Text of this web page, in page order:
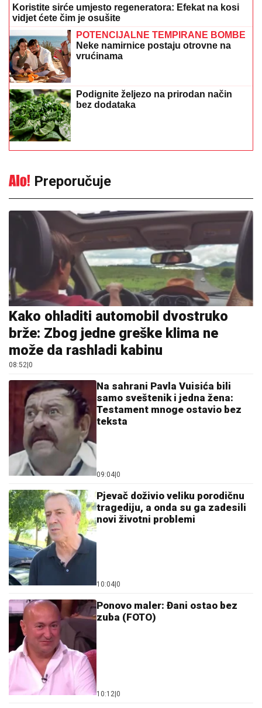
Koristite sirće umjesto regeneratora: Efekat na kosi
vidjet ćete čim je osušite
POTENCIJALNE TEMPIRANE BOMBE
Neke namirnice postaju otrovne na
vrućinama
Podignite željezo na prirodan način
bez dodataka
Preporučuje
Kako ohladiti automobil dvostruko
brže: Zbog jedne greške klima ne
može da rashladi kabinu
08:52|0
Na sahrani Pavla Vuisića bili
samo sveštenik i jedna žena:
Testament mnoge ostavio bez
teksta
09:04|0
Pjevač doživio veliku porodičnu
tragediju, a onda su ga zadesili
novi životni problemi
10:04|0
Ponovo maler: Đani ostao bez
zuba (FOTO)
10:12|0